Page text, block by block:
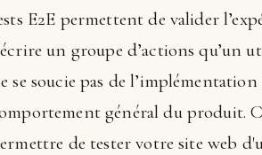
E2E permettent de valider
un groupe d’actions qu’un
se soucie pas de
général du produit.
de tester votre site web